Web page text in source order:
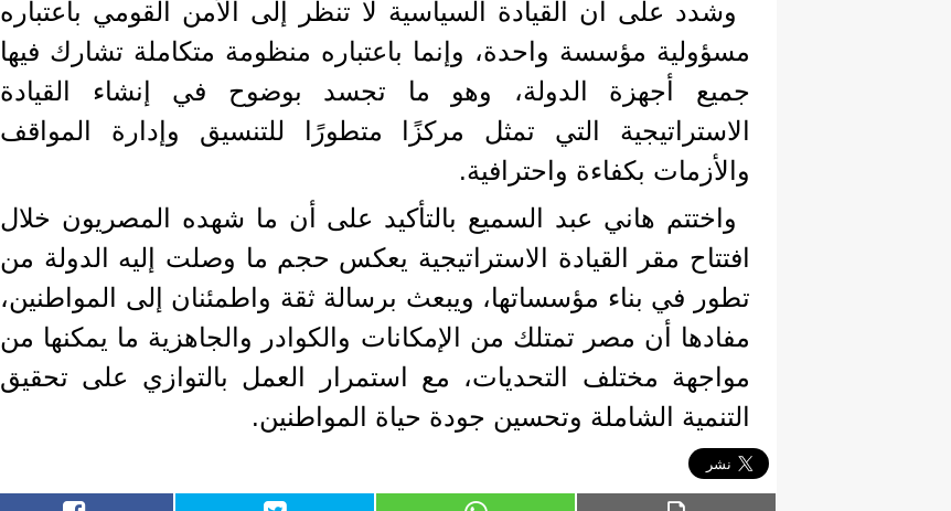
وشدد على أن القيادة السياسية لا تنظر إلى الأمن القومي باعتباره
مسؤولية مؤسسة واحدة، وإنما باعتباره منظومة متكاملة تشارك فيها
جميع أجهزة الدولة، وهو ما تجسد بوضوح في إنشاء القيادة
الاستراتيجية التي تمثل مركزًا متطورًا للتنسيق وإدارة المواقف
والأزمات بكفاءة واحترافية.
واختتم هاني عبد السميع بالتأكيد على أن ما شهده المصريون خلال
افتتاح مقر القيادة الاستراتيجية يعكس حجم ما وصلت إليه الدولة من
تطور في بناء مؤسساتها، ويبعث برسالة ثقة واطمئنان إلى المواطنين،
مفادها أن مصر تمتلك من الإمكانات والكوادر والجاهزية ما يمكنها من
مواجهة مختلف التحديات، مع استمرار العمل بالتوازي على تحقيق
التنمية الشاملة وتحسين جودة حياة المواطنين.